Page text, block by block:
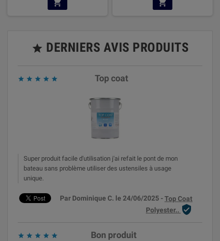
 DERNIERS AVIS PRODUITS
     Top coat
Super produit facile d'utilisation j'ai refait le pont de mon
bateau sans problème utiliser des ustensiles à usage
unique.
Par Dominique C. le 24/06/2025 -Top Coat
Polyester.. 
     Bon produit